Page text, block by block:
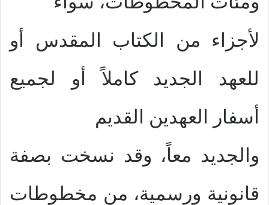
لأجزاء من الكتاب المقدس أو
للعهد الجديد كاملاً أو لجميع
أسفار العهدين القديم
والجديد معاً، وقد نسخت بصفة
قانونية ورسمية، من مخطوطات